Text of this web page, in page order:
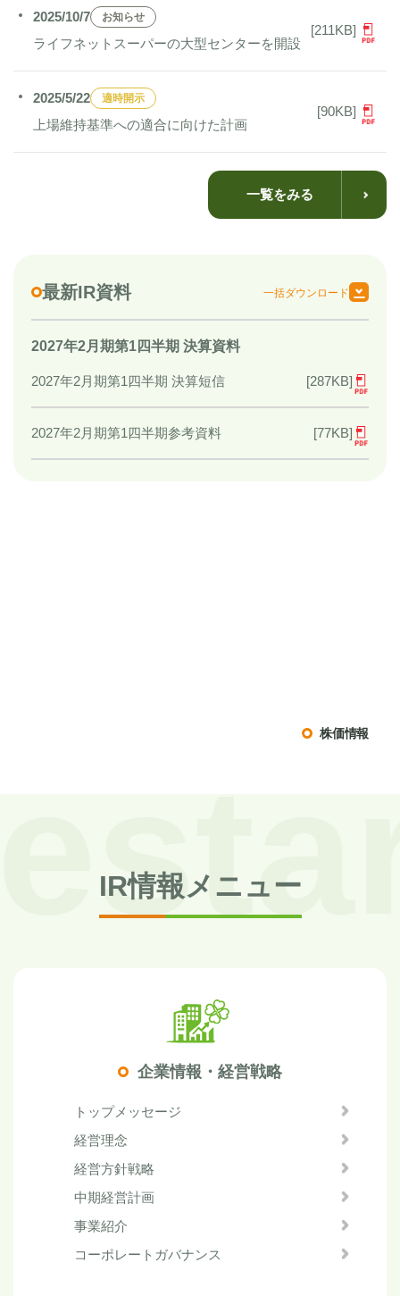
2025/10/7 お知らせ
ライフネットスーパーの大型センターを開設
[211KB]
2025/5/22 適時開示
上場維持基準への適合に向けた計画
[90KB]
一覧をみる
最新IR資料 一括ダウンロード
2027年2月期第1四半期 決算資料
2027年2月期第1四半期 決算短信 [287KB]
2027年2月期第1四半期参考資料 [77KB]
株価情報
IR情報メニュー
企業情報・経営戦略
トップメッセージ
経営理念
経営方針戦略
中期経営計画
事業紹介
コーポレートガバナンス